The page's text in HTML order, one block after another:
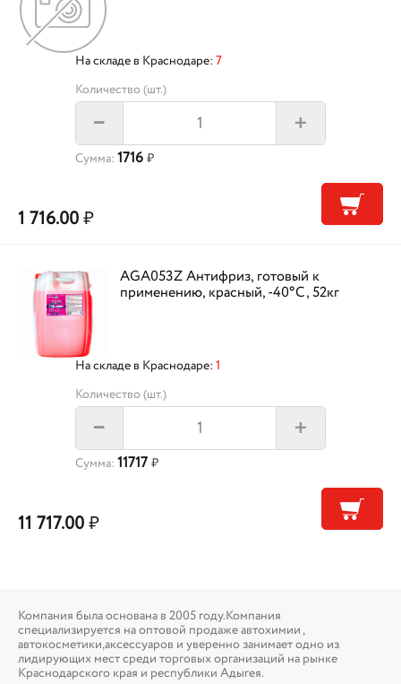
На складе в Краснодаре: 7
Количество (шт.)
– +
Сумма: 1716 ₽
1 716.00₽
AGA053Z Антифриз, готовый к
применению, красный, -40°С, 52кг
На складе в Краснодаре: 1
Количество (шт.)
– +
Сумма: 11717 ₽
11 717.00₽
Компания была основана в 2005 году.Компания
специализируется на оптовой продаже автохимии ,
автокосметики,аксессуаров и уверенно занимает одно из
лидирующих мест среди торговых организаций на рынке
Краснодарского края и республики Адыгея.